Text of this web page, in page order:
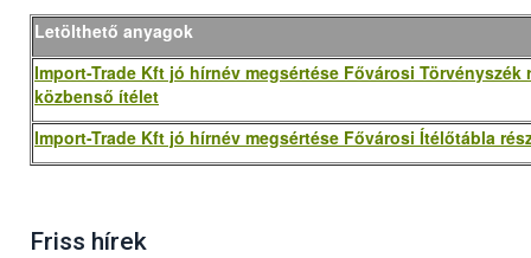
Letölthető anyagok
Import-Trade Kft jó hírnév megsértése Fővárosi Törvényszék
közbenső ítélet
Import-Trade Kft jó hírnév megsértése Fővárosi Ítélőtábla
Friss hírek